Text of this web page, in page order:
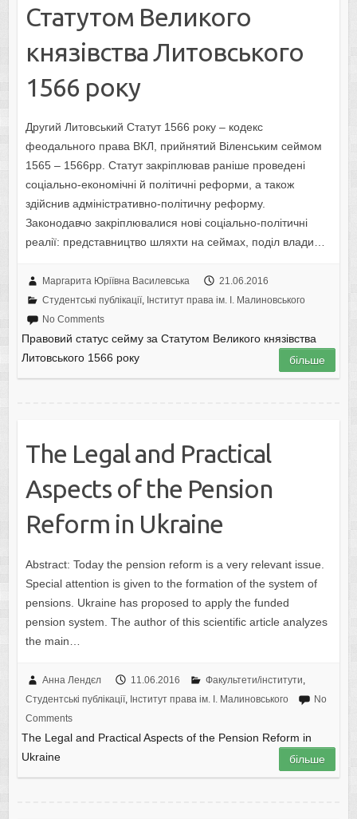
Статутом Великого
князівства Литовського
1566 року
Другий Литовський Статут 1566 року – кодекс
феодального права ВКЛ, прийнятий Віленським сеймом
1565 – 1566рр. Статут закріплював раніше проведені
соціально-економічні й політичні реформи, а також
здійснив адміністративно-політичну реформу.
Законодавчо закріплювалися нові соціально-політичні
реалії: представництво шляхти на сеймах, поділ влади…
Маргарита Юріївна Василевська
21.06.2016
Студентські публікації, Інститут права ім. І. Малиновського
No Comments
Правовий статус сейму за Статутом Великого князівства
Литовського 1566 року
більше
The Legal and Practical
Aspects of the Pension
Reform in Ukraine
Abstract: Today the pension reform is a very relevant issue.
Special attention is given to the formation of the system of
pensions. Ukraine has proposed to apply the funded
pension system. The author of this scientific article analyzes
the main…
Анна Лендєл 11.06.2016 Факультети/інститути
Студентські публікації, Інститут права ім. І. Малиновського
No
Comments
The Legal and Practical Aspects of the Pension Reform in
Ukraine
більше